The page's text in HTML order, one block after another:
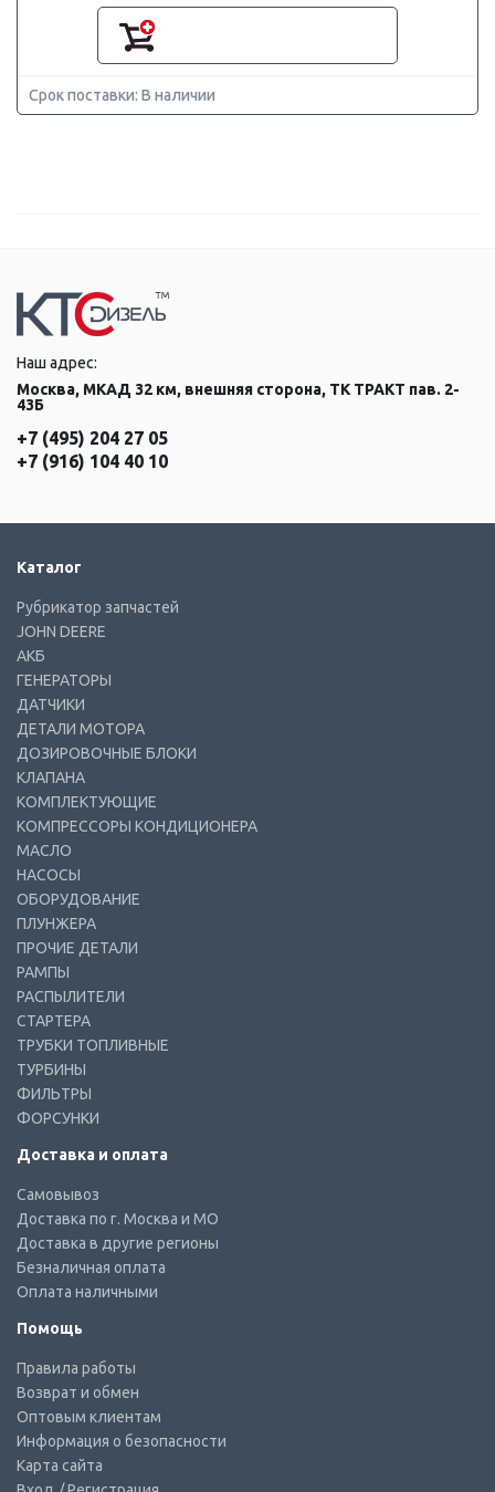
Срок поставки: В наличии
Наш адрес:
Москва, МКАД 32 км, внешняя сторона, ТК ТРАКТ пав. 2-
43Б
+7 (495) 204 27 05
+7 (916) 104 40 10
Каталог
Рубрикатор запчастей
JOHN DEERE
АКБ
ГЕНЕРАТОРЫ
ДАТЧИКИ
ДЕТАЛИ МОТОРА
ДОЗИРОВОЧНЫЕ БЛОКИ
КЛАПАНА
КОМПЛЕКТУЮЩИЕ
КОМПРЕССОРЫ КОНДИЦИОНЕРА
МАСЛО
НАСОСЫ
ОБОРУДОВАНИЕ
ПЛУНЖЕРА
ПРОЧИЕ ДЕТАЛИ
РАМПЫ
РАСПЫЛИТЕЛИ
СТАРТЕРА
ТРУБКИ ТОПЛИВНЫЕ
ТУРБИНЫ
ФИЛЬТРЫ
ФОРСУНКИ
Доставка и оплата
Самовывоз
Доставка по г. Москва и МО
Доставка в другие регионы
Безналичная оплата
Оплата наличными
Помощь
Правила работы
Возврат и обмен
Оптовым клиентам
Информация о безопасности
Карта сайта